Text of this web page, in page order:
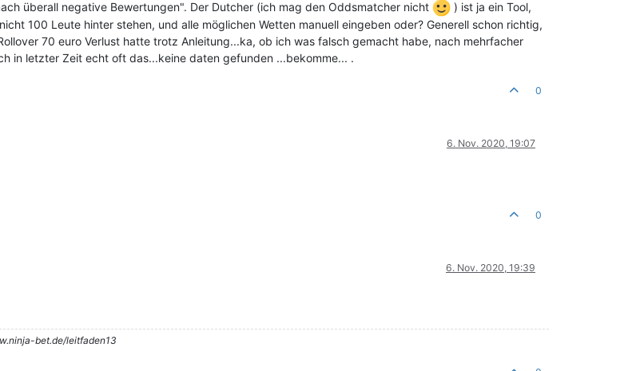
überall negative Bewertungen". Der Dutcher (ich mag den Oddsmatcher nicht
) ist ja ein Tool,
100 Leute hinter stehen, und alle möglichen Wetten manuell eingeben oder? Generell schon richtig,
70 euro Verlust hatte trotz Anleitung...ka, ob ich was falsch gemacht habe, nach mehrfacher
in letzter Zeit echt oft das...keine daten gefunden ...bekomme... .
0
6. Nov. 2020, 19:07
0
6. Nov. 2020, 19:39
bet.de/leitfaden13